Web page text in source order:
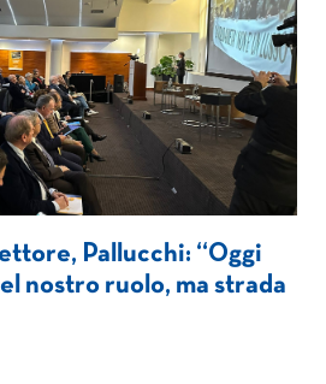
Pallucchi: “Oggi
nostro ruolo, ma strada